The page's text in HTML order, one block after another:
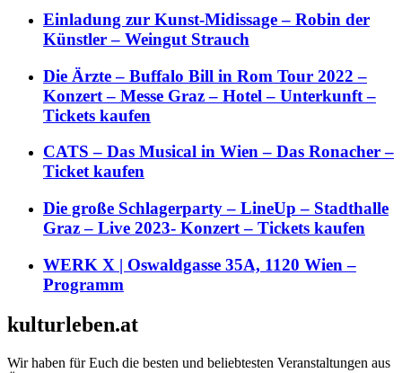
Einladung zur Kunst-Midissage – Robin der
Künstler – Weingut Strauch
Die Ärzte – Buffalo Bill in Rom Tour 2022 –
Konzert – Messe Graz – Hotel – Unterkunft –
Tickets kaufen
CATS – Das Musical in Wien – Das Ronacher –
Ticket kaufen
Die große Schlagerparty – LineUp – Stadthalle
Graz – Live 2023- Konzert – Tickets kaufen
WERK X | Oswaldgasse 35A, 1120 Wien –
Programm
kulturleben.at
Wir haben für Euch die besten und beliebtesten Veranstaltungen aus